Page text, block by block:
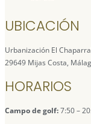
UBICACIÓN
Urbanización El
29649 Mijas Costa,
HORARIOS
Campo de golf:7:50 –